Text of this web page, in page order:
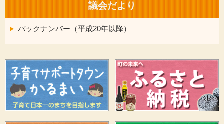
議会だより
バックナンバー（平成20年以降）